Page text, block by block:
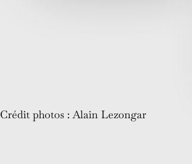
Crédit photos : Alain Lezongar